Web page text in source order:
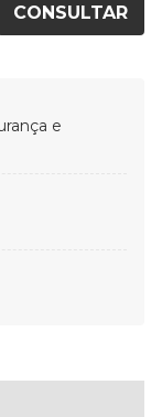
CONSULTAR
e